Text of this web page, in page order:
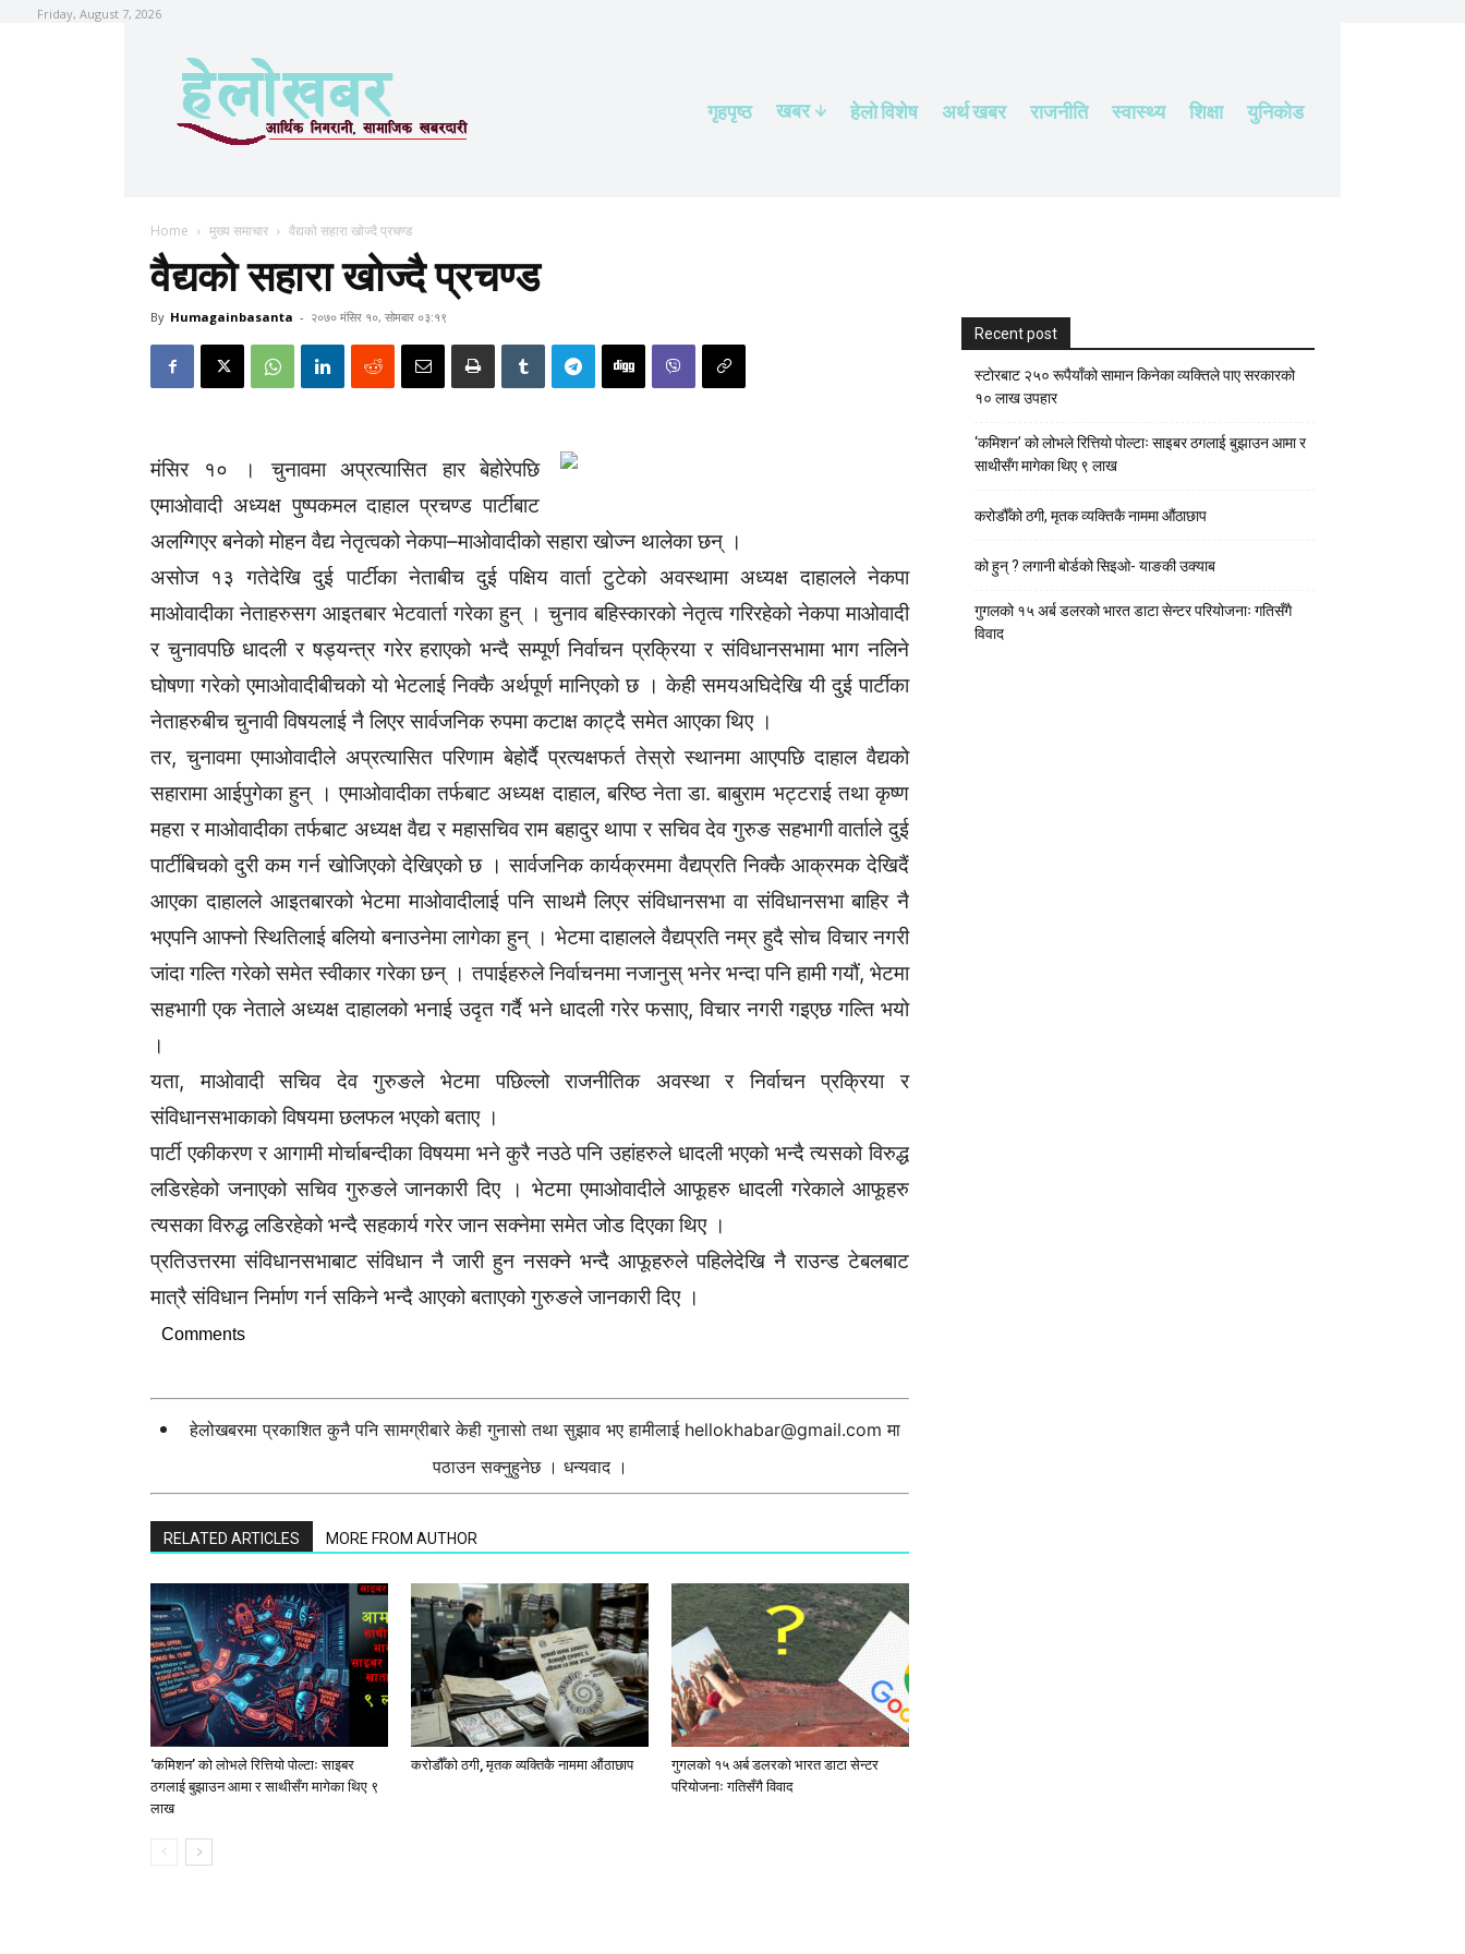
Friday, August 7, 2026
गृहपृष्ठ खबर हेलाे विशेष अर्थ खबर राजनीति स्वास्थ्य शिक्षा युनिकोड
Home मुख्य समाचार वैद्यको सहारा खोज्दै प्रचण्ड
वैद्यको सहारा खोज्दै प्रचण्ड
By Humagainbasanta - २०७० मंसिर १०, सोमबार ०३:१९
मंसिर १० । चुनावमा अप्रत्यासित हार बेहोरेपछि
एमाओवादी अध्यक्ष पुष्पकमल दाहाल प्रचण्ड पार्टीबाट
अलग्गिएर बनेको मोहन वैद्य नेतृत्वको नेकपा–माओवादीको सहारा खोज्न थालेका छन् ।
असोज १३ गतेदेखि दुई पार्टीका नेताबीच दुई पक्षिय वार्ता टुटेको अवस्थामा अध्यक्ष दाहालले नेकपा
माओवादीका नेताहरुसग आइतबार भेटवार्ता गरेका हुन् । चुनाव बहिस्कारको नेतृत्व गरिरहेको नेकपा माओवादी
र चुनावपछि धादली र षड्यन्त्र गरेर हराएको भन्दै सम्पूर्ण निर्वाचन प्रक्रिया र संविधानसभामा भाग नलिने
घोषणा गरेको एमाओवादीबीचको यो भेटलाई निक्कै अर्थपूर्ण मानिएको छ । केही समयअघिदेखि यी दुई पार्टीका
नेताहरुबीच चुनावी विषयलाई नै लिएर सार्वजनिक रुपमा कटाक्ष काट्दै समेत आएका थिए ।
तर, चुनावमा एमाओवादीले अप्रत्यासित परिणाम बेहोर्दै प्रत्यक्षफर्त तेस्रो स्थानमा आएपछि दाहाल वैद्यको
सहारामा आईपुगेका हुन् । एमाओवादीका तर्फबाट अध्यक्ष दाहाल, बरिष्ठ नेता डा. बाबुराम भट्टराई तथा कृष्ण
महरा र माओवादीका तर्फबाट अध्यक्ष वैद्य र महासचिव राम बहादुर थापा र सचिव देव गुरुङ सहभागी वार्ताले दुई
पार्टीबिचको दुरी कम गर्न खोजिएको देखिएको छ । सार्वजनिक कार्यक्रममा वैद्यप्रति निक्कै आक्रमक देखिदैं
आएका दाहालले आइतबारको भेटमा माओवादीलाई पनि साथमै लिएर संविधानसभा वा संविधानसभा बाहिर नै
भएपनि आफ्नो स्थितिलाई बलियो बनाउनेमा लागेका हुन् । भेटमा दाहालले वैद्यप्रति नम्र हुदै सोच विचार नगरी
जांदा गल्ति गरेको समेत स्वीकार गरेका छन् । तपाईहरुले निर्वाचनमा नजानुस् भनेर भन्दा पनि हामी गयौं, भेटमा
सहभागी एक नेताले अध्यक्ष दाहालको भनाई उदृत गर्दै भने धादली गरेर फसाए, विचार नगरी गइएछ गल्ति भयो
।
यता, माओवादी सचिव देव गुरुङले भेटमा पछिल्लो राजनीतिक अवस्था र निर्वाचन प्रक्रिया र
संविधानसभाकाको विषयमा छलफल भएको बताए ।
पार्टी एकीकरण र आगामी मोर्चाबन्दीका विषयमा भने कुरै नउठे पनि उहांहरुले धादली भएको भन्दै त्यसको विरुद्ध
लडिरहेको जनाएको सचिव गुरुङले जानकारी दिए । भेटमा एमाओवादीले आफूहरु धादली गरेकाले आफूहरु
त्यसका विरुद्ध लडिरहेको भन्दै सहकार्य गरेर जान सक्नेमा समेत जोड दिएका थिए ।
प्रतिउत्तरमा संविधानसभाबाट संविधान नै जारी हुन नसक्ने भन्दै आफूहरुले पहिलेदेखि नै राउन्ड टेबलबाट
मात्रै संविधान निर्माण गर्न सकिने भन्दै आएको बताएको गुरुङले जानकारी दिए ।
Comments
हेलोखबरमा प्रकाशित कुनै पनि सामग्रीबारे केही गुनासो तथा सुझाव भए हामीलाई hellokhabar@gmail.com मा
पठाउन सक्नुहुनेछ । धन्यवाद ।
RELATED ARTICLES MORE FROM AUTHOR
‘कमिशन’ को लोभले रित्तियो पोल्टाः साइबर
ठगलाई बुझाउन आमा र साथीसँग मागेका थिए ९
लाख
करोडौँको ठगी, मृतक व्यक्तिकै नाममा औंठाछाप
गुगलको १५ अर्ब डलरको भारत डाटा सेन्टर
परियोजनाः गतिसँगै विवाद
Recent post
स्टाेरबाट २५० रूपैयाँको सामान किनेका व्यक्तिले पाए सरकारको
१० लाख उपहार
‘कमिशन’ को लोभले रित्तियो पोल्टाः साइबर ठगलाई बुझाउन आमा र
साथीसँग मागेका थिए ९ लाख
करोडौँको ठगी, मृतक व्यक्तिकै नाममा औंठाछाप
को हुन् ? लगानी बोर्डको सिइओ- याङकी उक्याब
गुगलको १५ अर्ब डलरको भारत डाटा सेन्टर परियोजनाः गतिसँगै
विवाद